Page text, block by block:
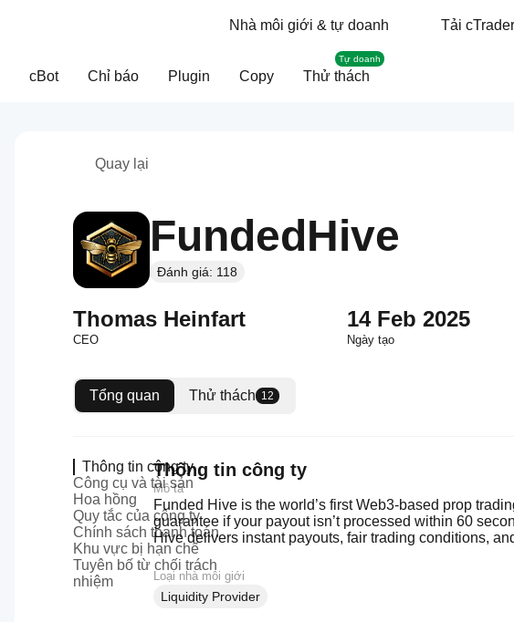
Nhà môi giới & tự doanh Tải cTrader
cBot Chỉ báo Plugin Copy Thử thách
Tự doanh
Quay lại
FundedHive
Đánh giá: 118
Thomas Heinfart
CEO
14 Feb 2025
Ngày tạo
Tổng quan Thử thách 12
Thông tin công ty
Công cụ và tài sản
Hoa hồng
Quy tắc của công ty
Chính sách thanh toán
Khu vực bị hạn chế
Tuyên bố từ chối trách
nhiệm
Thông tin công ty
Mô tả
Funded Hive is the world’s first Web3-based prop
guarantee if your payout isn’t processed within 60
Hive delivers instant payouts, fair trading conditions,
Loại nhà môi giới
Liquidity Provider